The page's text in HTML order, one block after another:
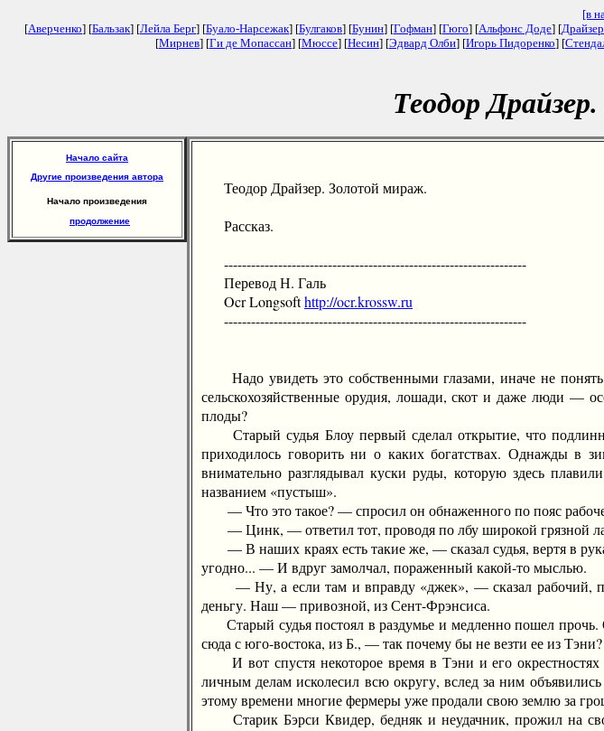
[в
[Аверченко] [Бальзак] [Лейла Берг] [Буало-Нарсежак] [Булгаков] [Бунин] [Гофман] [Гюго] [Альфонс Доде] [Драйзер
[Мирнев] [Ги де Мопассан] [Мюссе] [Несин] [Эдвард Олби] [Игорь Пидоренко] [
Теодор
Начало сайта
Другие произведения автора
Начало произведения
продолжение
Теодор Драйзер. Золотой мираж.
Рассказ.
-------------------------------------------------------------------
Перевод Н. Галь
Ocr Longsofthttp://ocr.krossw.ru
-------------------------------------------------------------------
Надо увидеть это собственными глазами, иначе не
сельскохозяйственные орудия, лошади, скот и даже люди —
плоды?
Старый судья Блоу первый сделал открытие, что
приходилось говорить ни о каких богатствах. Однажды в
внимательно разглядывал куски руды, которую здесь
названием «пустыш».
— Что это такое? — спросил он обнаженного по пояс
— Цинк, — ответил тот, проводя по лбу широкой грязной
— В наших краях есть такие же, — сказал судья, вертя в
угодно... — И вдруг замолчал, пораженный какой-то мыслью.
— Ну, а если там и вправду «джек», — сказал рабочий,
деньгу. Наш — привозной, из Сент-Фрэнсиса.
Старый судья постоял в раздумье и медленно пошел прочь.
сюда с юго-востока, из Б., — так почему бы не везти ее из
И вот спустя некоторое время в Тэни и его окрестностях
личным делам исколесил всю округу, вслед за ним
этому времени многие фермеры уже продали свою землю за
Старик Бэрси Квидер, бедняк и неудачник, прожил на